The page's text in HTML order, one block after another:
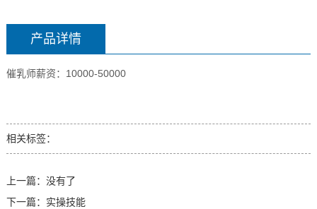
产品详情
催乳师薪资：10000-50000
相关标签：
上一篇：没有了
下一篇： 实操技能